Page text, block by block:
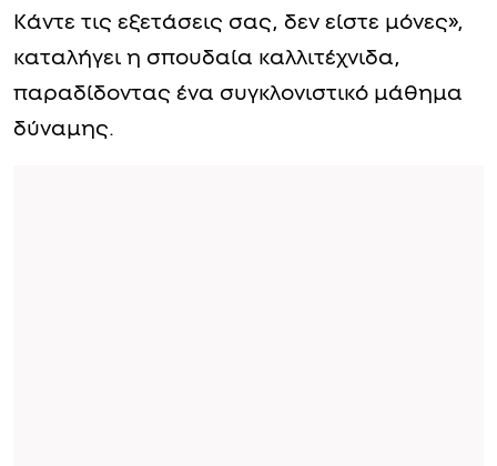
Κάντε τις εξετάσεις σας, δεν είστε μόνες»,
καταλήγει η σπουδαία καλλιτέχνιδα,
παραδίδοντας ένα συγκλονιστικό μάθημα
δύναμης.